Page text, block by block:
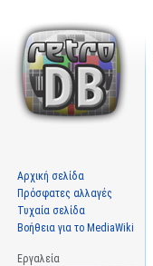
Αρχική σελίδα
Πρόσφατες αλλαγές
Τυχαία σελίδα
Βοήθεια για το MediaWiki
Εργαλεία